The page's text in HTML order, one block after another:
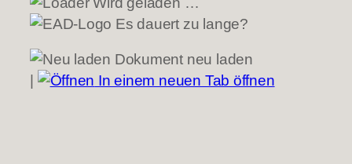
Es dauert zu lange?
Dokument neu laden
In einem neuen Tab öffnen